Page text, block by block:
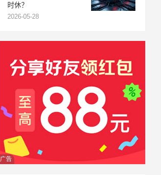
时休？
2026-05-28
广告